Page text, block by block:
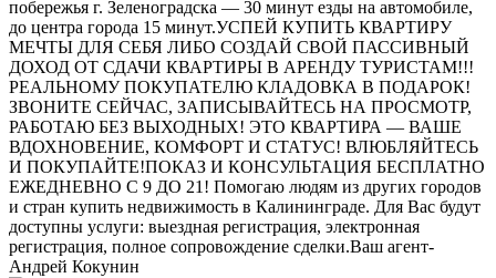
побережья г. Зеленоградска — 30 минут езды на автомобиле,
до центра города 15 минут.УСПЕЙ КУПИТЬ КВАРТИРУ
МЕЧТЫ ДЛЯ СЕБЯ ЛИБО СОЗДАЙ СВОЙ ПАССИВНЫЙ
ДОХОД ОТ СДАЧИ КВАРТИРЫ В АРЕНДУ ТУРИСТАМ!!!
РЕАЛЬНОМУ ПОКУПАТЕЛЮ КЛАДОВКА В ПОДАРОК!
ЗВОНИТЕ СЕЙЧАС, ЗАПИСЫВАЙТЕСЬ НА ПРОСМОТР,
РАБОТАЮ БЕЗ ВЫХОДНЫХ! ЭТО КВАРТИРА — ВАШЕ
ВДОХНОВЕНИЕ, КОМФОРТ И СТАТУС! ВЛЮБЛЯЙТЕСЬ
И ПОКУПАЙТЕ!ПОКАЗ И КОНСУЛЬТАЦИЯ БЕСПЛАТНО
ЕЖЕДНЕВНО С 9 ДО 21! Помогаю людям из других городов
и стран купить недвижимость в Калининграде. Для Вас будут
доступны услуги: выездная регистрация, электронная
регистрация, полное сопровождение сделки.Ваш агент-
Андрей Кокунин